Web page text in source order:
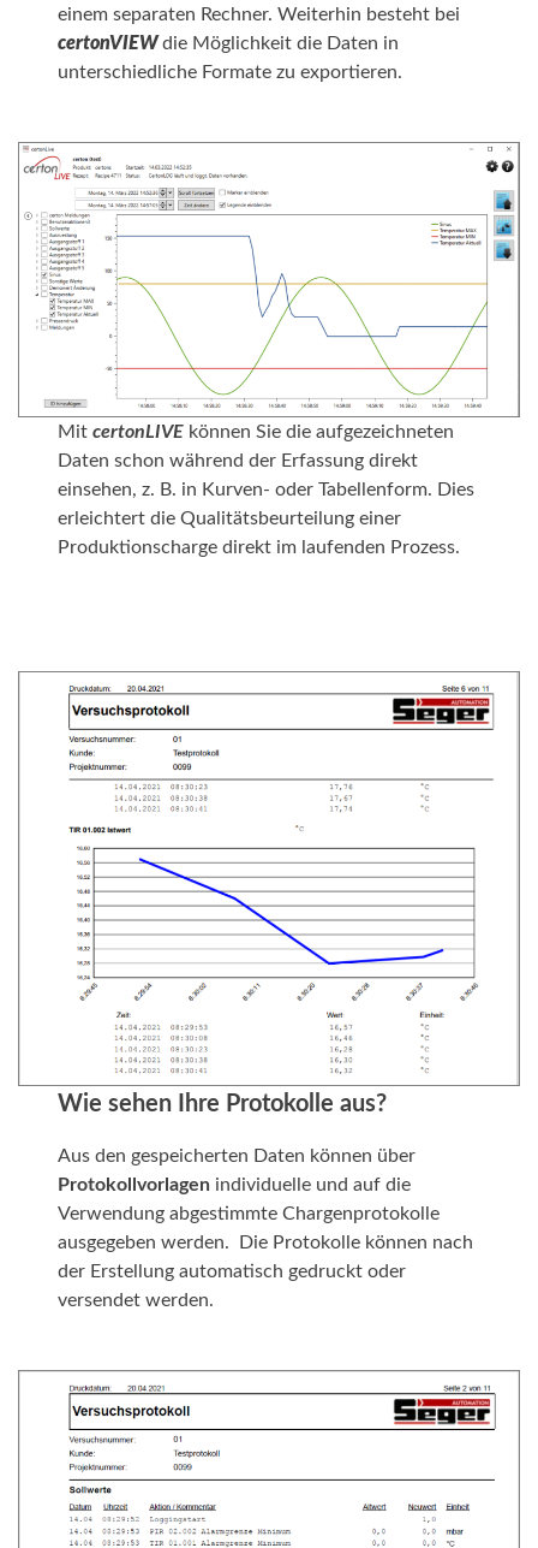
einem separaten Rechner. Weiterhin besteht bei
certonVIEW die Möglichkeit die Daten in
unterschiedliche Formate zu exportieren.
MitcertonLIVE können Sie die aufgezeichneten
Daten schon während der Erfassung direkt
einsehen, z. B. in Kurven- oder Tabellenform. Dies
erleichtert die Qualitätsbeurteilung einer
Produktionscharge direkt im laufenden Prozess.
Wie sehen Ihre Protokolle aus?
Aus den gespeicherten Daten können über
Protokollvorlagen individuelle und auf die
Verwendung abgestimmte Chargenprotokolle
ausgegeben werden. Die Protokolle können nach
der Erstellung automatisch gedruckt oder
versendet werden.